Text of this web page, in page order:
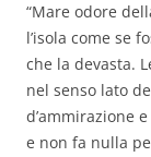
“Mare odore
l’isola come se
che la devasta.
nel senso lato
d’ammirazione
e non fa nulla